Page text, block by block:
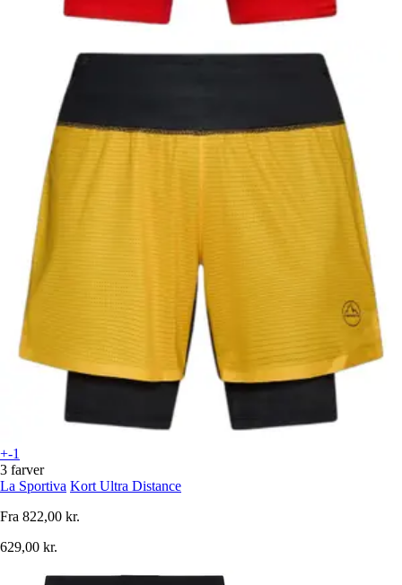
+-1
3 farver
La Sportiva Kort Ultra Distance
Fra 822,00 kr.
629,00 kr.